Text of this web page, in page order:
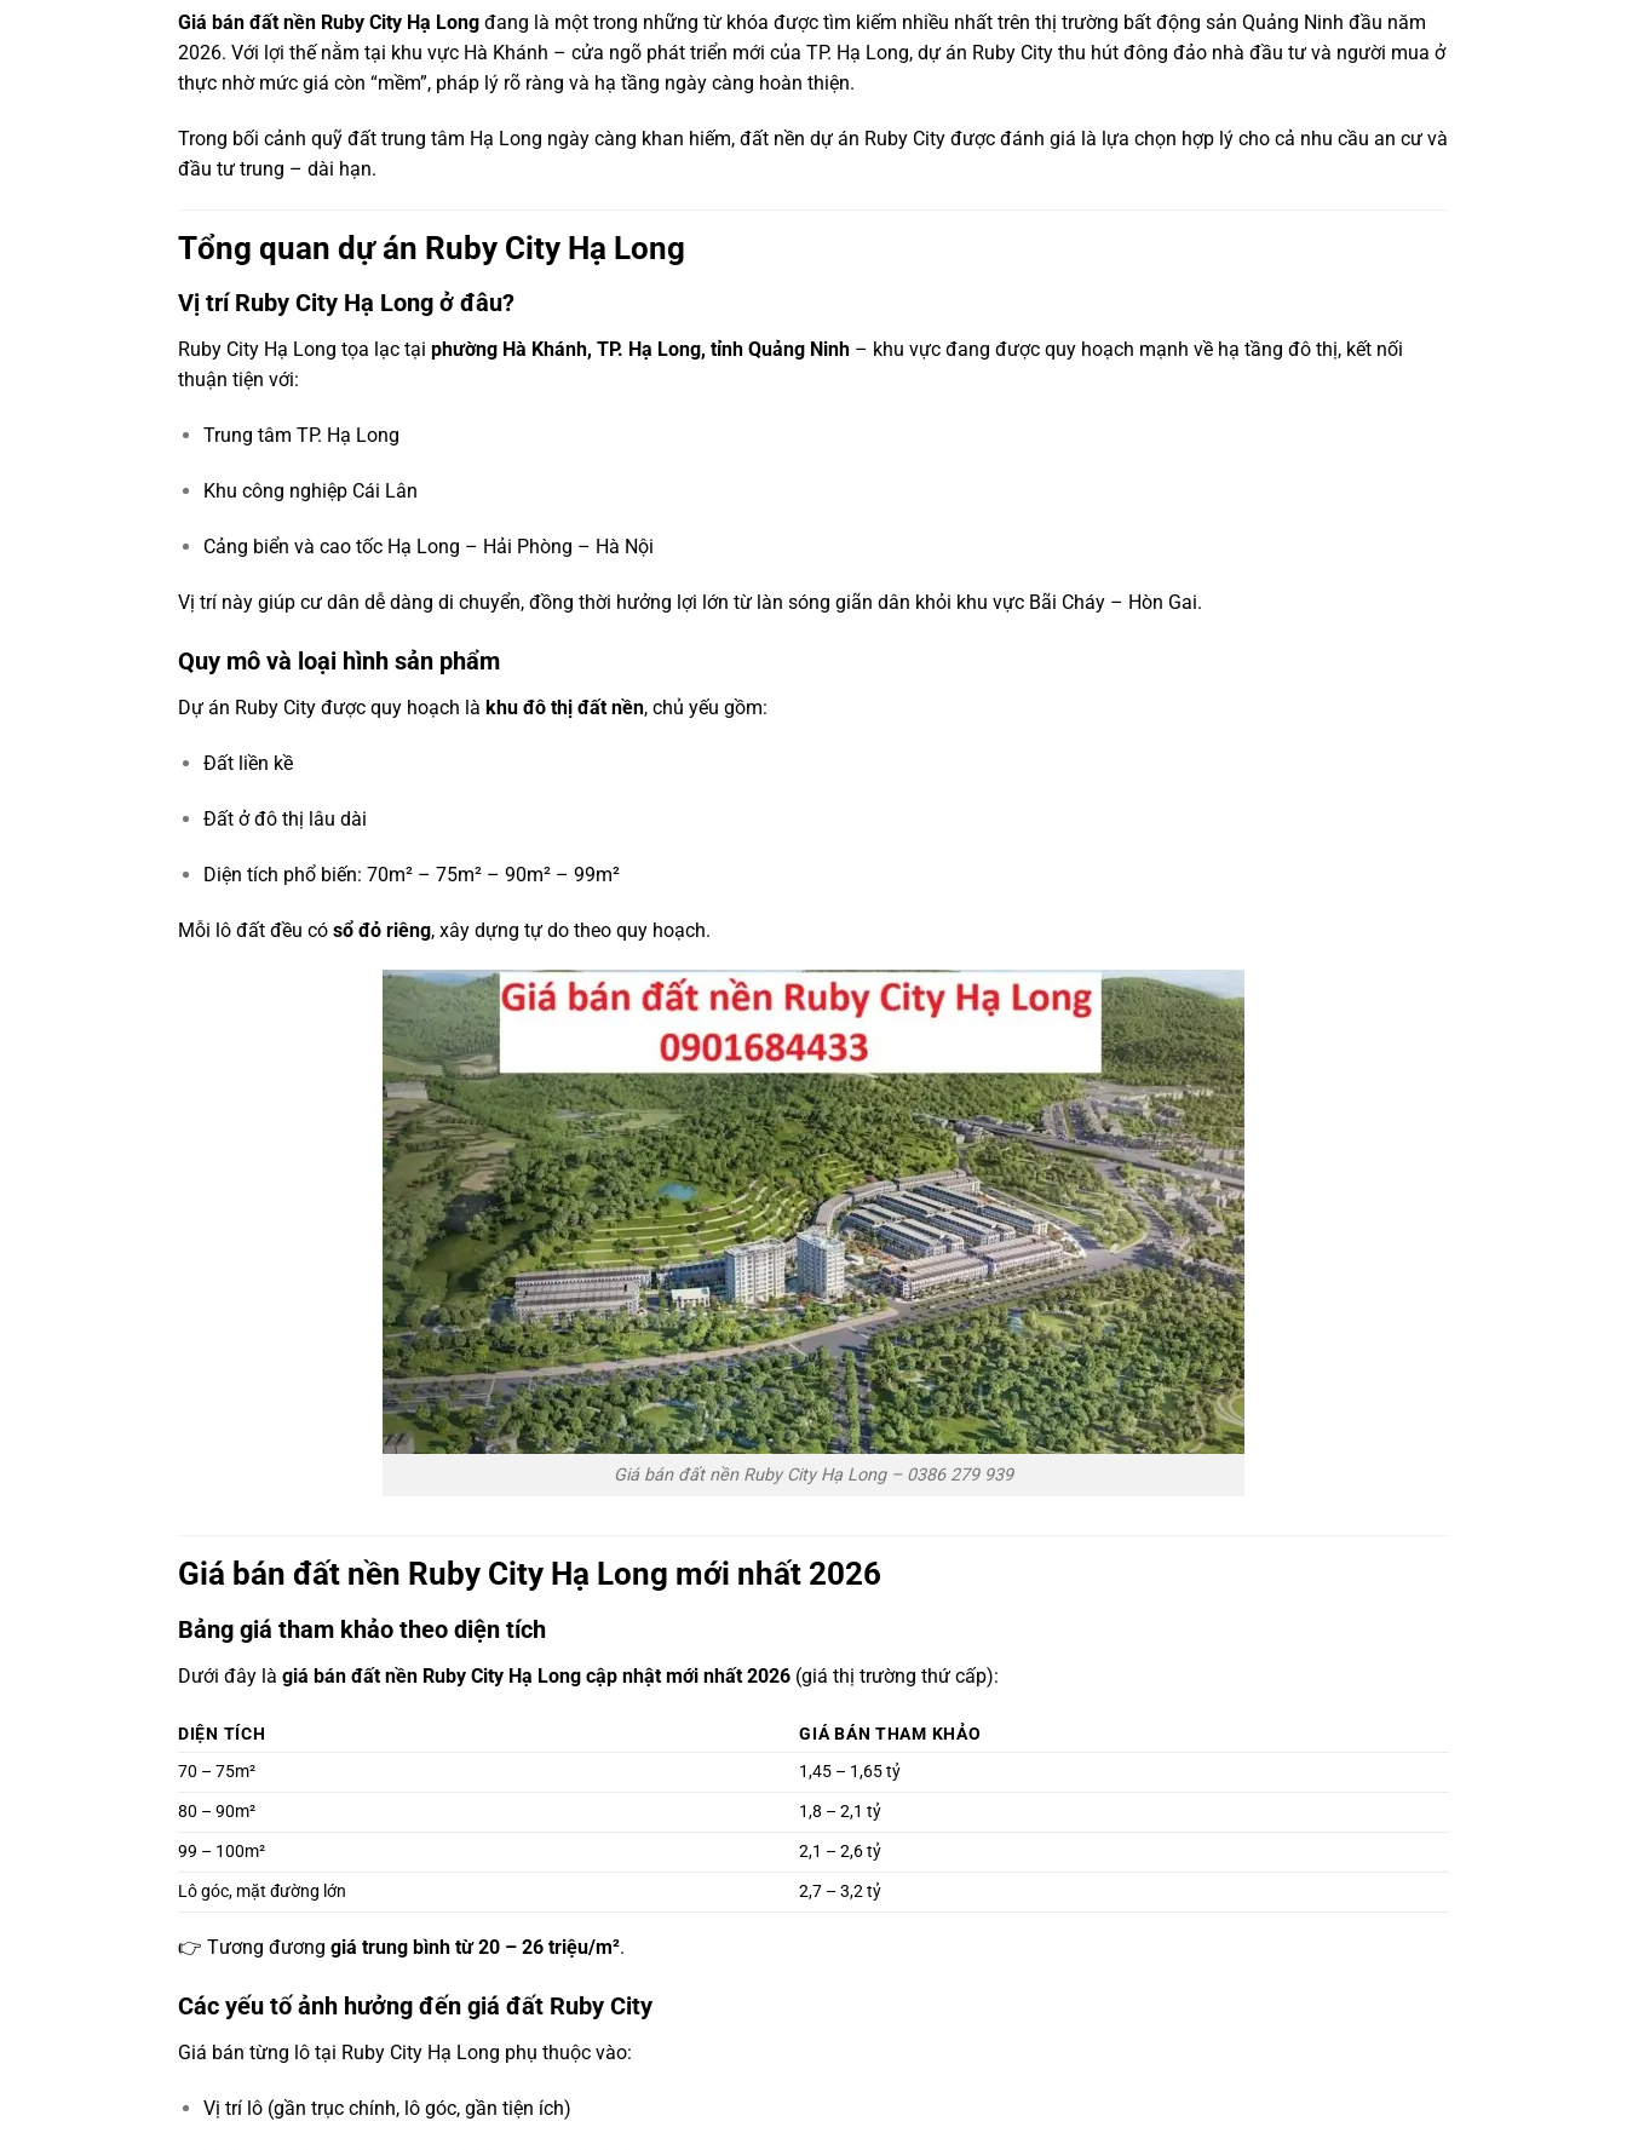
Giá bán đất nền Ruby City Hạ Long đang là một trong những từ khóa được tìm kiếm nhiều nhất trên thị trường bất động sản Quảng Ninh đầu năm
2026. Với lợi thế nằm tại khu vực Hà Khánh – cửa ngõ phát triển mới của TP. Hạ Long, dự án Ruby City thu hút đông đảo nhà đầu tư và người mua ở
thực nhờ mức giá còn “mềm”, pháp lý rõ ràng và hạ tầng ngày càng hoàn thiện.
Trong bối cảnh quỹ đất trung tâm Hạ Long ngày càng khan hiếm, đất nền dự án Ruby City được đánh giá là lựa chọn hợp lý cho cả nhu cầu an cư và
đầu tư trung – dài hạn.
Tổng quan dự án Ruby City Hạ Long
Vị trí Ruby City Hạ Long ở đâu?
Ruby City Hạ Long tọa lạc tại phường Hà Khánh, TP. Hạ Long, tỉnh Quảng Ninh – khu vực đang được quy hoạch mạnh về hạ tầng đô thị, kết nối
thuận tiện với:
Trung tâm TP. Hạ Long
Khu công nghiệp Cái Lân
Cảng biển và cao tốc Hạ Long – Hải Phòng – Hà Nội
Vị trí này giúp cư dân dễ dàng di chuyển, đồng thời hưởng lợi lớn từ làn sóng giãn dân khỏi khu vực Bãi Cháy – Hòn Gai.
Quy mô và loại hình sản phẩm
Dự án Ruby City được quy hoạch là khu đô thị đất nền, chủ yếu gồm:
Đất liền kề
Đất ở đô thị lâu dài
Diện tích phổ biến: 70m² – 75m² – 90m² – 99m²
Mỗi lô đất đều có sổ đỏ riêng, xây dựng tự do theo quy hoạch.
Giá bán đất nền Ruby City Hạ Long – 0386 279 939
Giá bán đất nền Ruby City Hạ Long mới nhất 2026
Bảng giá tham khảo theo diện tích
Dưới đây là giá bán đất nền Ruby City Hạ Long cập nhật mới nhất 2026 (giá thị trường thứ cấp):
DIỆN TÍCH
GIÁ BÁN THAM KHẢO
70 – 75m²
1,45 – 1,65 tỷ
80 – 90m²
1,8 – 2,1 tỷ
99 – 100m²
2,1 – 2,6 tỷ
Lô góc, mặt đường lớn
2,7 – 3,2 tỷ
👉 Tương đương giá trung bình từ 20 – 26 triệu/m².
Các yếu tố ảnh hưởng đến giá đất Ruby City
Giá bán từng lô tại Ruby City Hạ Long phụ thuộc vào:
Vị trí lô (gần trục chính, lô góc, gần tiện ích)